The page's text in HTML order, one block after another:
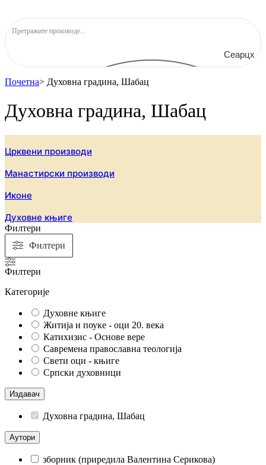
Сеарцх
Почетна> Духовна градина, Шабац
Духовна градина, Шабац
Црквени производи
Манастирски производи
Иконе
Духовне књиге
Филтери
Филтери
Филтери
Категорије
Духовне књиге
Житија и поуке - оци 20. века
Катихизис - Основе вере
Савремена православна теологија
Свети оци - књиге
Српски духовници
Издавач
Духовна градина, Шабац
Аутори
зборник (приредила Валентина Серикова)